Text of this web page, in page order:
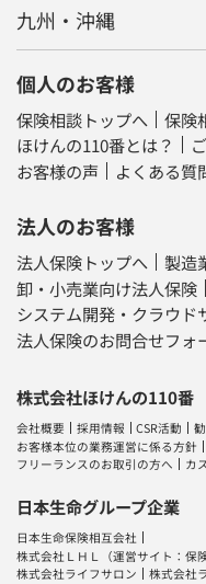
九州・沖縄
個人のお客様
保険相談トップへ
保険
ほけんの110番とは？
お客様の声
よくある質
法人のお客様
法人保険トップへ
製造
卸・小売業向け法人保険
システム開発・クラウド
法人保険のお問合せフォ
株式会社ほけんの110番
会社概要 採用情報 CSR活動
お客様本位の業務運営に係る方針
フリーランスのお取引の方へ
カ
日本生命グループ企業
日本生命保険相互会社
株式会社ＬＨＬ
（運営サイト：保
株式会社ライフサロン
株式会社